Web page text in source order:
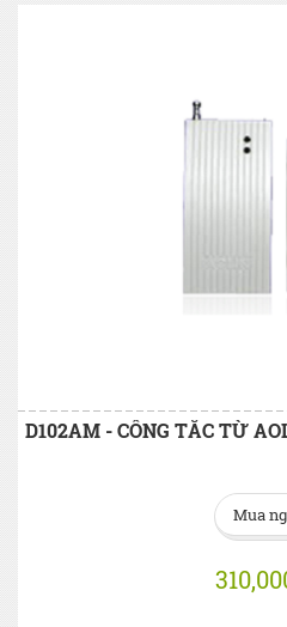
D102AM - CÔNG TẮC TỪ
Mua